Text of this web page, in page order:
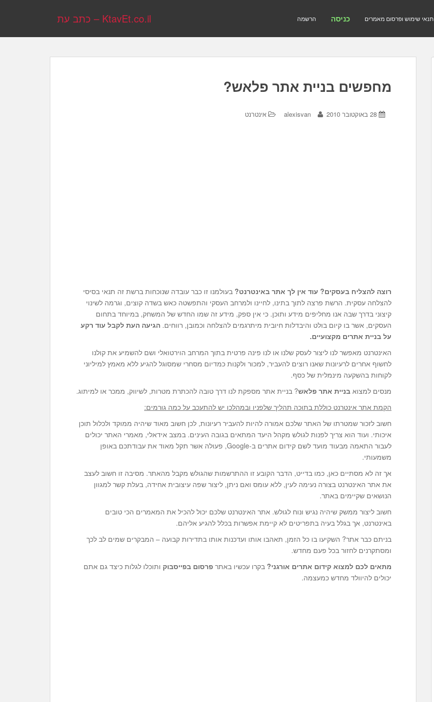
KtavEt.co.il – כתב עת הרשמה כניסה תנאי שימוש ופרסום מאמרים
מחפשים בניית אתר פלאש?
28 באוקטובר 2010 alexisvan אינטרנט
רוצה להצליח בעסקים? עוד אין לך אתר באינטרנט? בעולמנו זו כבר עובדה שנוכחות ברשת זה תנאי בסיסי
להצלחה עסקית. הרשת פרצה לתוך בתינו, לחיינו ולמרחב העסקי והתפשטה כאש בשדה קוצים, וגרמה לשינוי
קיצוני בדרך שבה אנו מחליפים מידע ותוכן. כי אין ספק, מידע זה שמו החדש של המשחק, במיוחד בתחום
העסקים, אשר בו קיום בולט והיבדלות חיובית מיתרגמים להצלחה וכמובן, רווחים. הגיעה העת לקבל עוד רקע
על בניית אתרים מקצועיים.
האינטרנט מאפשר לנו ליצור לעסק שלנו או לנו פינה פרטית בתוך המרחב הוירטואלי ושם להשמיע את קולנו
לחשוף אחרים לרעיונות שאנו רוצים להעביר, למכור ולקנות כמדיום מסחרי שמסוגל להגיע ללא מאמץ למיליוני
לקוחות בהשקעה מינמלית של כסף.
מנסים למצוא בניית אתר פלאש? בניית אתר מספקת לנו דרך טובה להכתרת מטרות, לשיווק, ממכר או למיתוג.
הקמת אתר אינטרנט כוללת בתוכה תהליך שלפניו ובמהלכו יש להתעכב על כמה גורמים:
חשוב לזכור שמטרתו של האתר שלכם אמורה להיות להעביר רעיונות, לכן חשוב מאוד שיהיה ממוקד ולכלול תוכן
איכותי. ועוד הוא צריך לפנות לגולש מקהל היעד המתאים בגובה העינים. במצב אידאלי, מאמרי האתר יכולים
לעבור התאמה מבעוד מועד לשם קידום אתרים ב-Google, פעולה אשר תקל מאוד את עבודתכם באופן
משמעותי.
אך זה לא מסתיים כאן, כמו בדייט, הדבר הקובע זו ההתרשמות שהגולש מקבל מהאתר. מסיבה זו חשוב לעצב
את אתר האינטרנט בצורה נעימה לעין, ללא עומס ואם ניתן, ליצור שפה עיצובית אחידה, בעלת קשר למגוון
הנושאים שקיימים באתר.
חשוב ליצור ממשק שיהיה נגיש ונוח לגולש. אתר האינטרנט שלכם יכול להכיל את המאמרים הכי טובים
באינטרנט, אך בגלל בעיה בתפריטים לא קיימת אפשרות בכלל להגיע אליהם.
בניתם כבר אתר? השקיעו בו כל הזמן, תאהבו אותו ועדכנות אותו בתדירות קבועה – המבקרים שמים לב לכך
ומסתקרנים לחזור בכל פעם מחדש.
מתאים לכם למצוא קידום אתרים אורגני? בקרו עכשיו באתר פרסום בפייסבוק ותוכלו לגלות כיצד גם אתם
יכולים להיוולד מחדש כמעצמה.